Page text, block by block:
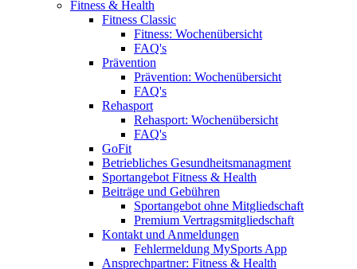
Fitness & Health
Fitness Classic
Fitness: Wochenübersicht
FAQ's
Prävention
Prävention: Wochenübersicht
FAQ's
Rehasport
Rehasport: Wochenübersicht
FAQ's
GoFit
Betriebliches Gesundheitsmanagment
Sportangebot Fitness & Health
Beiträge und Gebühren
Sportangebot ohne Mitgliedschaft
Premium Vertragsmitgliedschaft
Kontakt und Anmeldungen
Fehlermeldung MySports App
Ansprechpartner: Fitness & Health